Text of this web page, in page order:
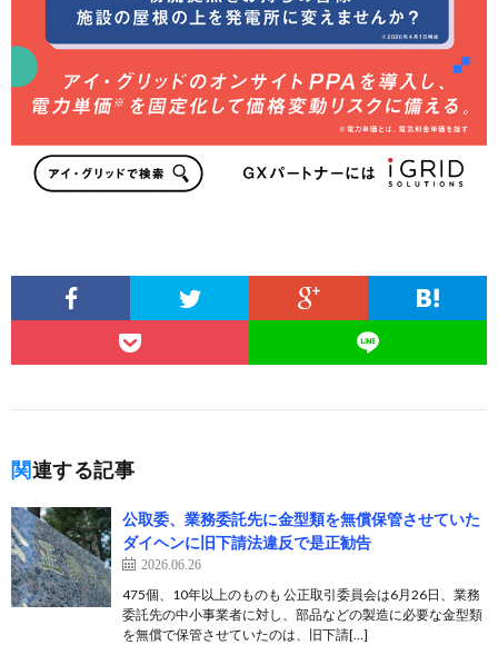
関連する記事
公取委、業務委託先に金型類を無償保管させていた
ダイヘンに旧下請法違反で是正勧告
2026.06.26
475個、10年以上のものも 公正取引委員会は6月26日、業務
委託先の中小事業者に対し、部品などの製造に必要な金型類
を無償で保管させていたのは、旧下請[…]